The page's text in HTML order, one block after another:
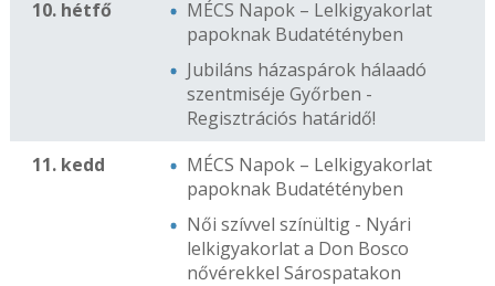
10. hétfő
MÉCS Napok – Lelkigyakorlat
papoknak Budatétényben
Jubiláns házaspárok hálaadó
szentmiséje Győrben -
Regisztrációs határidő!
11. kedd
MÉCS Napok – Lelkigyakorlat
papoknak Budatétényben
Női szívvel színültig - Nyári
lelkigyakorlat a Don Bosco
nővérekkel Sárospatakon